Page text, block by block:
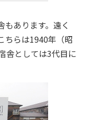
あります。遠く
ちらは1940年（昭
舎としては3代目に